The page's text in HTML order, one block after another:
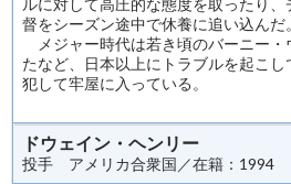
ルに対して高圧的な態度を取ったり
督をシーズン途中で休養に追い込んだ。
メジャー時代は若き頃のバーニー・
たなど、日本以上にトラブルを起こ
犯して牢屋に入っている。
ドウェイン・ヘンリー
投手 アメリカ合衆国／在籍：1994